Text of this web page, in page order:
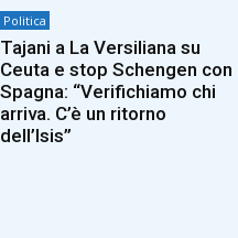
Politica
Tajani a La Versiliana su
Ceuta e stop Schengen con
Spagna: “Verifichiamo chi
arriva. C’è un ritorno
dell’Isis”